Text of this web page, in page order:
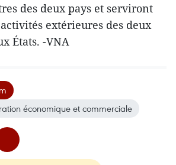
des deux pays et serviront
extérieures des deux
États. -VNA
économique et commerciale